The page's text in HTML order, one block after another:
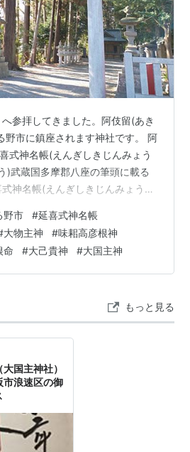
参拝してきました。阿伎留(あき
野市に鎮座されます神社です。 阿
式神名帳(えんぎしきじんみょう
)武蔵国多摩郡八座の筆頭に載る
神名帳(えんぎしきじんみょうち
帳(えんぎしきじんみょうちょ
有力社は、多摩八座の筆頭とさ
阿伎留神社(あきるじんじゃ)、東
おのじんじゃ)、東京都調布市の布
野市 #延喜式神名帳
大物主神 #味耜高彦根神
命 #大己貴神 #大国主神
もっと見る
国主神社）
市浪速区の御